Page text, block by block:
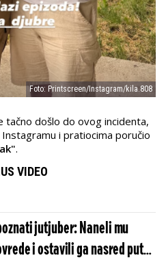
Foto: Printscreen/Instagram/kila.808
tačno došlo do ovog incidenta,
i pratiocima poručio
.
VIDEO
jutjuber: Naneli mu
i ostavili ga nasred puta